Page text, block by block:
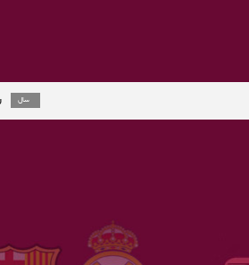
راموس به
ارلینگ هالند